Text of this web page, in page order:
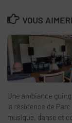
VOUS
Une ambiance
la résidence de Parc
musique, danse et